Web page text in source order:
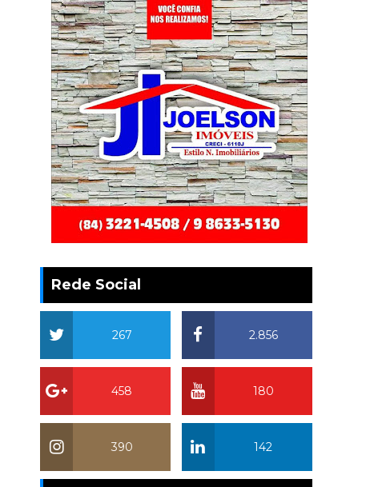
Rede Social
2.856
267
180
458
142
390